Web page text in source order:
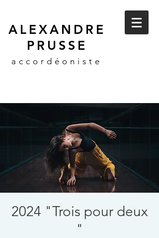
ALEXANDRE
PRUSSE
accordéoniste
2024 "Trois pour deux
"